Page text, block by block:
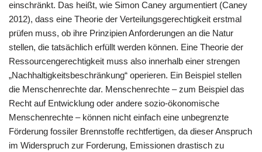
einschränkt. Das heißt, wie Simon Caney argumentiert (Caney
2012), dass eine Theorie der Verteilungsgerechtigkeit erstmal
prüfen muss, ob ihre Prinzipien Anforderungen an die Natur
stellen, die tatsächlich erfüllt werden können. Eine Theorie der
Ressourcengerechtigkeit muss also innerhalb einer strengen
„Nachhaltigkeitsbeschränkung“ operieren. Ein Beispiel stellen
die Menschenrechte dar. Menschenrechte – zum Beispiel das
Recht auf Entwicklung oder andere sozio-ökonomische
Menschenrechte – können nicht einfach eine unbegrenzte
Förderung fossiler Brennstoffe rechtfertigen, da dieser Anspruch
im Widerspruch zur Forderung, Emissionen drastisch zu